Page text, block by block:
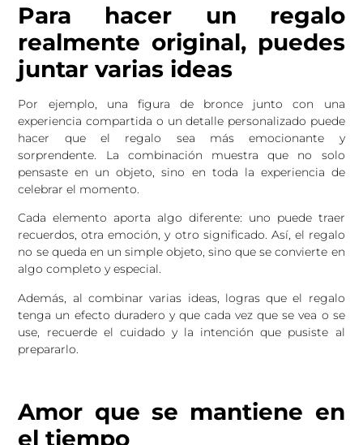
Para hacer un regalo
realmente original, puedes
juntar varias ideas
Por ejemplo, una figura de bronce junto con una
experiencia compartida o un detalle personalizado puede
hacer que el regalo sea más emocionante y
sorprendente. La combinación muestra que no solo
pensaste en un objeto, sino en toda la experiencia de
celebrar el momento.
Cada elemento aporta algo diferente: uno puede traer
recuerdos, otra emoción, y otro significado. Así, el regalo
no se queda en un simple objeto, sino que se convierte en
algo completo y especial.
Además, al combinar varias ideas, logras que el regalo
tenga un efecto duradero y que cada vez que se vea o se
use, recuerde el cuidado y la intención que pusiste al
prepararlo.
Amor que se mantiene en
el tiempo